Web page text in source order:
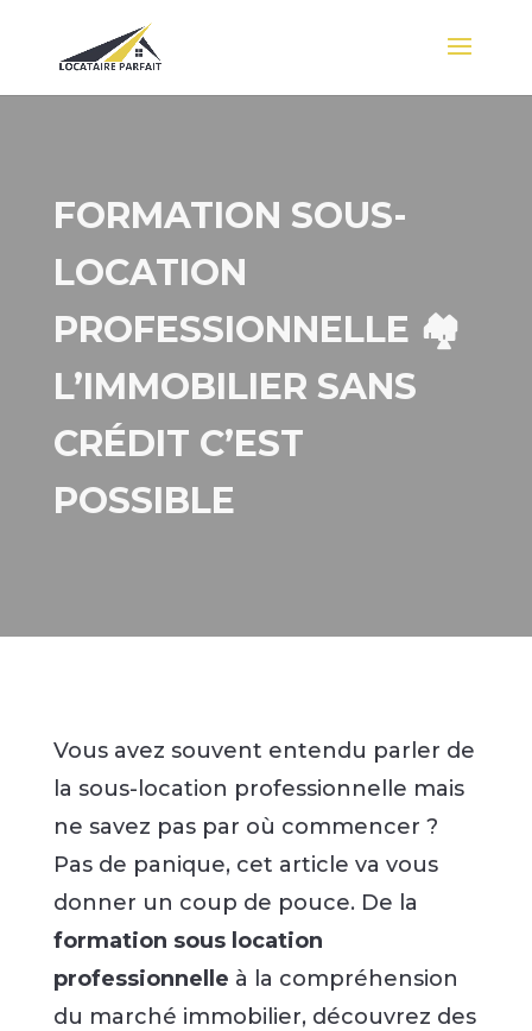
FORMATION SOUS-
LOCATION
PROFESSIONNELLE 🏘️
L’IMMOBILIER SANS
CRÉDIT C’EST
POSSIBLE
Vous avez souvent entendu parler de
la sous-location professionnelle mais
ne savez pas par où commencer ?
Pas de panique, cet article va vous
donner un coup de pouce. De la
formation sous location
professionnelle à la compréhension
du marché immobilier, découvrez des